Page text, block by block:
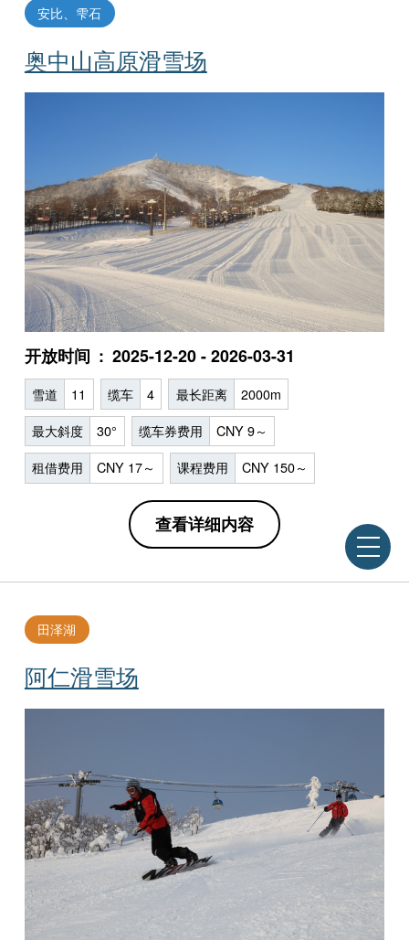
奥中山高原滑雪场
安比、雫石
开放时间 2025-12-20 - 2026-03-31
雪道 11 缆车 4 最长距离 2000m
最大斜度 30° 缆车券费用 CNY 9～
租借费用 CNY 17～ 课程费用 CNY 150～
查看详细内容
阿仁滑雪场
田泽湖